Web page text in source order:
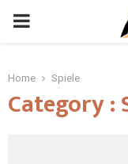
PRIMARY
Home Spiele
Category :